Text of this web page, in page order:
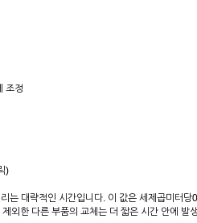
조정
)
대략적인 시간입니다. 이 값은 세제곱미터
외한 다른 부품의 교체는 더 짧은 시간 안에 발